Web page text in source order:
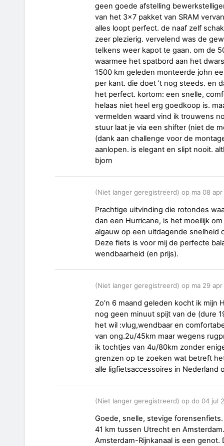
geen goede afstelling
van het 3x7 pakket van SRAM
alles loopt perfect. de naaf zelf
zeer plezierig. vervelend was de
telkens weer kapot te gaan. om de
waarmee het spatbord aan het
1500 km geleden monteerde john
per kant. die doet ’t nog steeds. en
het perfect. kortom: een snelle,
helaas niet heel erg goedkoop is.
vermelden waard vind ik trouwens
stuur laat je via een shifter (niet de
(dank aan challenge voor de
aanlopen. is elegant en slipt nooit.
bjorn
(Niet langer geregistreerd) op ma 08
Prachtige uitvinding die rotondes
dan een Hurricane, is het moeilijk
algauw op een uitdagende snelheid
Deze fiets is voor mij de perfecte
wendbaarheid (en prijs).
(Niet langer geregistreerd) op ma 29
Zo'n 6 maand geleden kocht ik mijn
nog geen minuut spijt van de (dure
het wil :vlug,wendbaar en
van ong.2u/45km maar wegens
ik tochtjes van 4u/80km zonder
grenzen op te zoeken wat betreft
alle ligfietsaccessoires in Nederland
(Niet langer geregistreerd) op do 04 jul
Goede, snelle, stevige
41 km tussen Utrecht en
Amsterdam-Rijnkanaal is een